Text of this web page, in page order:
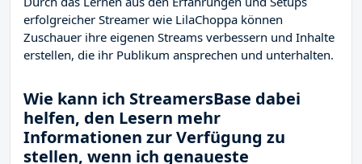
erfolgreicher Streamer wie LilaChoppa können
Zuschauer ihre eigenen Streams verbessern und Inhalte
erstellen, die ihr Publikum ansprechen und unterhalten.
Wie kann ich StreamersBase dabei
helfen, den Lesern mehr
Informationen zur Verfügung zu
stellen, wenn ich genaueste